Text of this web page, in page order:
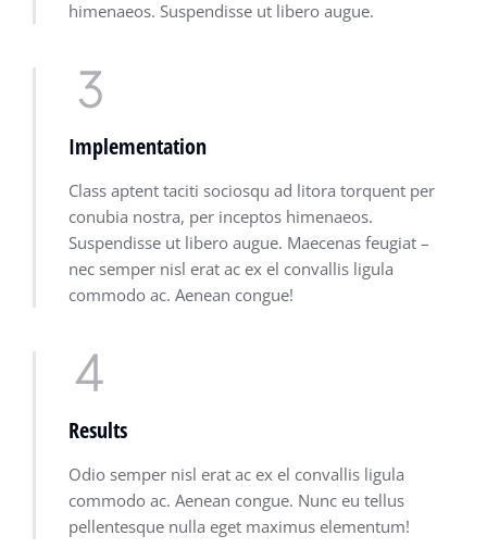
himenaeos. Suspendisse ut libero augue.
Implementation
Class aptent taciti sociosqu ad litora torquent per
conubia nostra, per inceptos himenaeos.
Suspendisse ut libero augue. Maecenas feugiat –
nec semper nisl erat ac ex el convallis ligula
commodo ac. Aenean congue!
Results
Odio semper nisl erat ac ex el convallis ligula
commodo ac. Aenean congue. Nunc eu tellus
pellentesque nulla eget maximus elementum!